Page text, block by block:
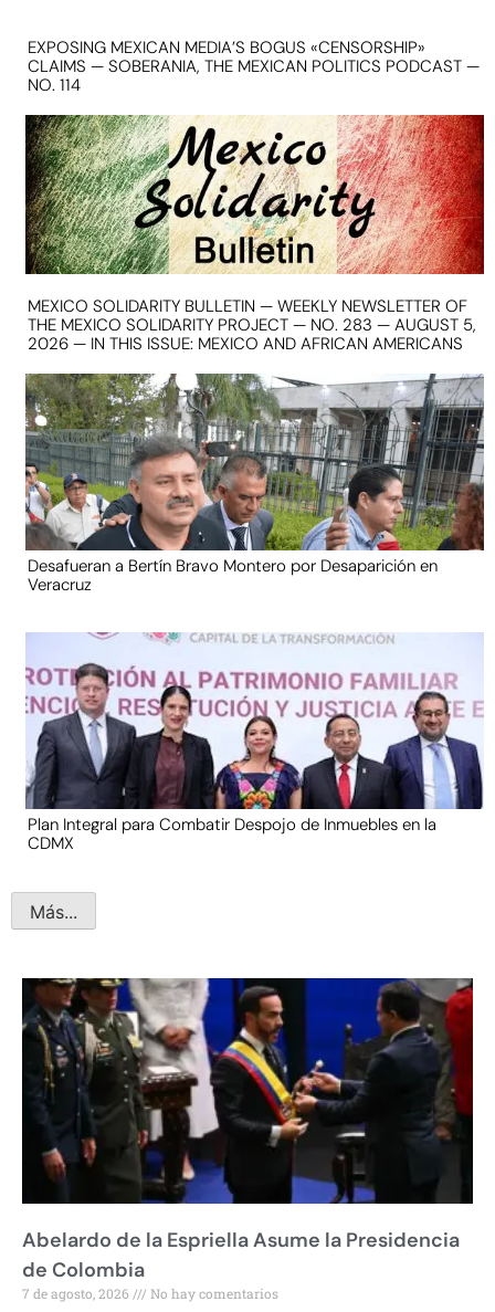
EXPOSING MEXICAN MEDIA’S BOGUS «CENSORSHIP»
CLAIMS — SOBERANIA, THE MEXICAN POLITICS PODCAST —
NO. 114
MEXICO SOLIDARITY BULLETIN — WEEKLY NEWSLETTER OF
THE MEXICO SOLIDARITY PROJECT — NO. 283 — AUGUST 5,
2026 — IN THIS ISSUE: MEXICO AND AFRICAN AMERICANS
Desafueran a Bertín Bravo Montero por Desaparición en
Veracruz
Plan Integral para Combatir Despojo de Inmuebles en la
CDMX
Más...
Abelardo de la Espriella Asume la Presidencia
de Colombia
7 de agosto, 2026 No hay comentarios